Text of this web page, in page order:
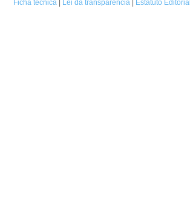
Ficha técnica| Lei da transparência| Estatuto Editorial